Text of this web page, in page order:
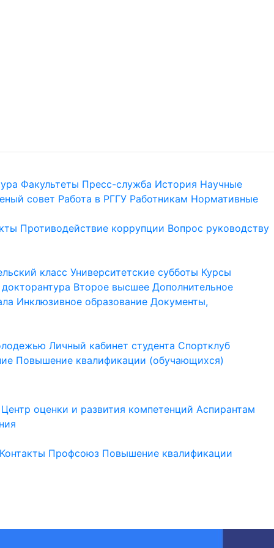
Факультеты Пресс-служба История Научные
совет Работа в РГГУ Работникам Нормативные
Противодействие коррупции Вопрос руководству
класс Университетские субботы Курсы
Второе высшее Дополнительное
Инклюзивное образование Документы,
Личный кабинет студента Спортклуб
Повышение квалификации (обучающихся)
Центр оценки и развития компетенций Аспирантам
Контакты Профсоюз Повышение квалификации